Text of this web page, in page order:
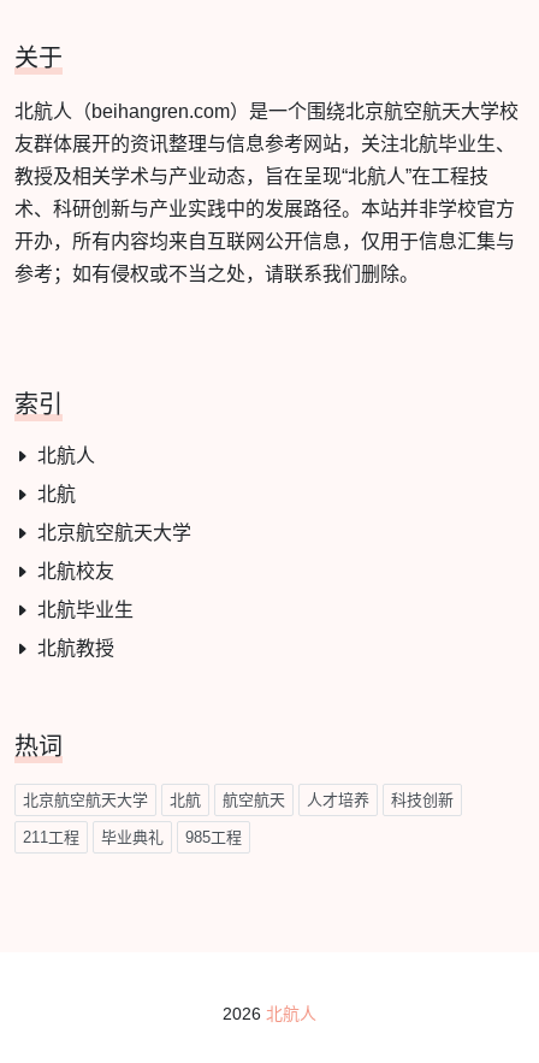
关于
北航人（beihangren.com）是一个围绕北京航空航天大学校
友群体展开的资讯整理与信息参考网站，关注北航毕业生、
教授及相关学术与产业动态，旨在呈现“北航人”在工程技
术、科研创新与产业实践中的发展路径。本站并非学校官方
开办，所有内容均来自互联网公开信息，仅用于信息汇集与
参考；如有侵权或不当之处，请联系我们删除。
索引
北航人
北航
北京航空航天大学
北航校友
北航毕业生
北航教授
热词
北京航空航天大学 北航 航空航天 人才培养 科技创新
211工程 毕业典礼 985工程
2026 北航人